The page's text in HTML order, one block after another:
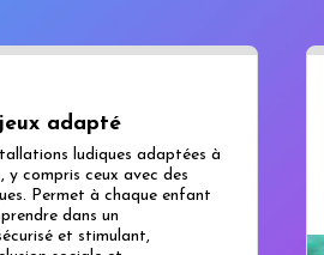
adapté
ludiques adaptées à
y compris ceux avec des
Permet à chaque enfant
dans un
et stimulant,